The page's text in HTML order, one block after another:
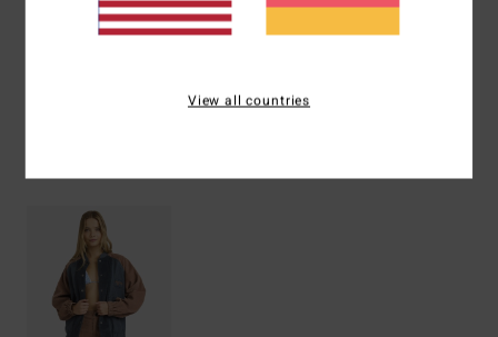
View all countries